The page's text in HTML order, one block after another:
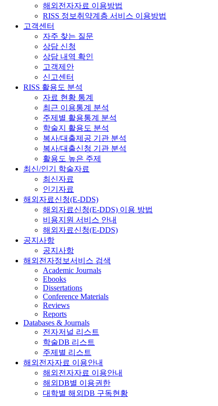
해외전자자료 이용방법
RISS 정보취약계층 서비스 이용방법
고객센터
자주 찾는 질문
상담 신청
상담 내역 확인
고객제안
신고센터
RISS 활용도 분석
자료 현황 통계
최근 이용통계 분석
주제별 활용통계 분석
학술지 활용도 분석
복사/대출제공 기관 분석
복사/대출신청 기관 분석
활용도 높은 주제
최신/인기 학술자료
최신자료
인기자료
해외자료신청(E-DDS)
해외자료신청(E-DDS) 이용 방법
비용지원 서비스 안내
해외자료신청(E-DDS)
공지사항
공지사항
해외전자정보서비스 검색
Academic Journals
Ebooks
Dissertations
Conference Materials
Reviews
Reports
Databases & Journals
전자저널 리스트
학술DB 리스트
주제별 리스트
해외전자자료 이용안내
해외전자자료 이용안내
해외DB별 이용권한
대학별 해외DB 구독현황